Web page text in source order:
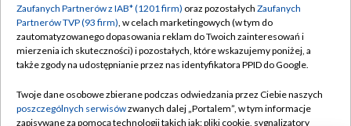
Emisja w TVP
Centrum informacji TVP
Naziemna Telewizja Cyfrowa
Rada Programowa
Polityka prywatności
Moje zgody
Pomoc
Kontakt
Zaufanych Partnerów z IAB* (1201 firm) oraz pozostałych Zaufanych
Partnerów TVP (93 firm), w celach marketingowych (w tym do
zautomatyzowanego dopasowania reklam do Twoich zainteresowań i
mierzenia ich skuteczności) i pozostałych, które wskazujemy poniżej, a
także zgody na udostępnianie przez nas identyfikatora PPID do Google.
Twoje dane osobowe zbierane podczas odwiedzania przez Ciebie naszych
poszczególnych serwisówzwanych dalej „Portalem”, w tym informacje
zapisywane za pomocą technologii takich jak: pliki cookie, sygnalizatory